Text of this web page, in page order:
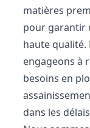
matières
pour garantir
haute qualité.
engageons à
besoins en
dans les